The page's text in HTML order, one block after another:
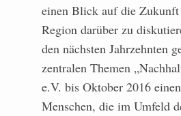
einen Blick auf die
Region darüber zu
den nächsten Jahrzehnten
zentralen Themen
e.V. bis Oktober 2016
Menschen, die im Umfeld